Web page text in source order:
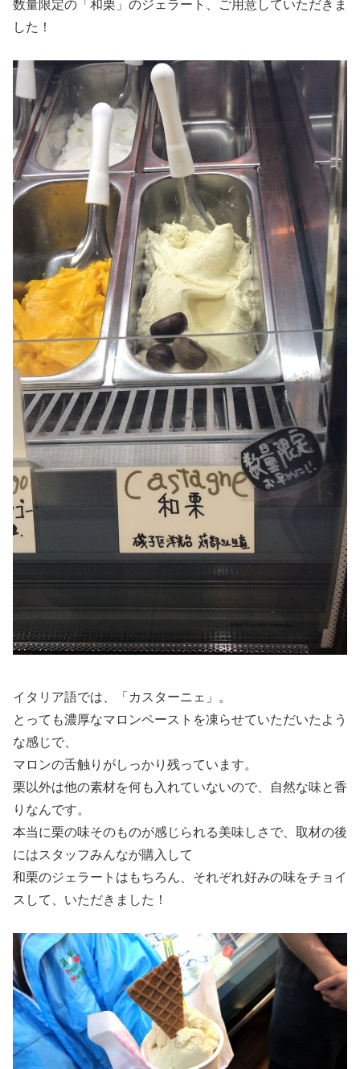
数量限定の「和栗」のジェラート、ご用意していただきま
した！
イタリア語では、「カスターニェ」。
とっても濃厚なマロンペーストを凍らせていただいたよう
な感じで、
マロンの舌触りがしっかり残っています。
栗以外は他の素材を何も入れていないので、自然な味と香
りなんです。
本当に栗の味そのものが感じられる美味しさで、取材の後
にはスタッフみんなが購入して
和栗のジェラートはもちろん、それぞれ好みの味をチョイ
スして、いただきました！